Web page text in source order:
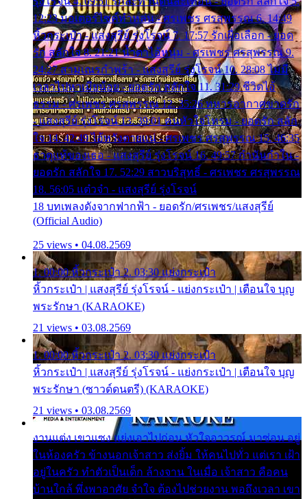
12:23 มอเตอร์ไซค์ทำหล่น - ศรเพชร ศรสุพรรณ 6. 14:49
หิ้วกระเป๋า - แสงสุรีย์ รุ่งโรจน์ 7. 17:57 รักเผื่อเลือก - ยอด
รัก สลักใจ 8. 21:21 น้ำตาไอ้หนุ่ม - ศรเพชร ศรสุพรรณ 9.
24:27 สามเณรกำพร้า - แสงสุรีย์ รุ่งโรจน์ 10. 28:08 ไม่มี
เวลาไปหาเมียน้อย - ยอดรัก สลักใจ 11. 31:29 ชีวิตไอ้
ธรรม - ศรเพชร ศรสุพรรณ 12. 35:26 ทหารอากาศขาดรัก
- แสงสุรีย์ รุ่งโรจน์ 13. 39:01 คนหัวใจโทรม - ยอดรัก สลัก
ใจ 14. 42:49 ไอ้หวังตายแน่ - ศรเพชร ศรสุพรรณ 15. 46:35
ธาตุแท้ของเธอ - แสงสุรีย์ รุ่งโรจน์ 16. 49:57 กำนันกำใน -
ยอดรัก สลักใจ 17. 52:29 สาวบริสุทธิ์ - ศรเพชร ศรสุพรรณ
18. 56:05 แต๋วจ๋า - แสงสุรีย์ รุ่งโรจน์
18 บทเพลงดังจากฟากฟ้า - ยอดรัก/ศรเพชร/แสงสุรีย์
(Official Audio)
25 views • 04.08.2569
1. 00:00 หิ้วกระเป๋า 2. 03:30 แย่งกระเป๋า
หิ้วกระเป๋า | แสงสุรีย์ รุ่งโรจน์ - แย่งกระเป๋า | เตือนใจ บุญ
พระรักษา (KARAOKE)
21 views • 03.08.2569
1. 00:00 หิ้วกระเป๋า 2. 03:30 แย่งกระเป๋า
หิ้วกระเป๋า | แสงสุรีย์ รุ่งโรจน์ - แย่งกระเป๋า | เตือนใจ บุญ
พระรักษา (ซาวด์ดนตรี) (KARAOKE)
21 views • 03.08.2569
งานแต่ง เขาแซง แย่งเอาไปก่อน หัวใจอาวรณ์ มาซ่อน อยู่
ในห้องครัว ข้างนอกเจ้าสาว ส่งยิ้ม ให้คนไปทั่ว แต่เรา เฝ้า
อยู่ในครัว ทำตัวเป็นเด็ก ล้างจาน ในเมื่อ เจ้าสาว คือคน
บ้านใกล้ พึ่งพาอาศัย จำใจ ต้องไปช่วยงาน พอถึงเวลา เขา